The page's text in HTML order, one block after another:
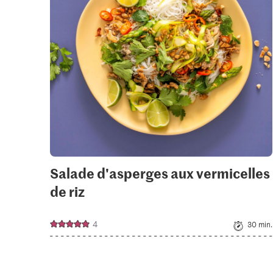
Salade d'asperges aux vermicelles
de riz
4 30 min.